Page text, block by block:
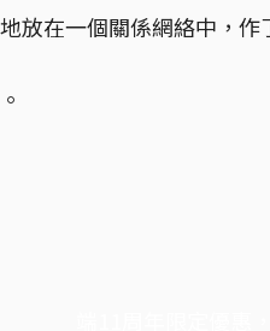
放在一個關係網絡中，作